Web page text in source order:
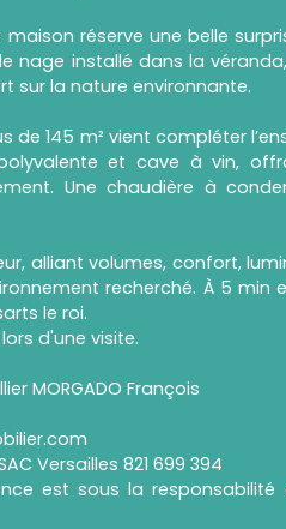
réserve une belle
nage installé dans la
sur la nature environnante.
de 145 m² vient compléter
et cave à vin,
Une chaudière à
alliant volumes, confort,
recherché. À 5 min
le roi.
d'une visite.
MORGADO François
Versailles 821 699 394
est sous la responsabilité